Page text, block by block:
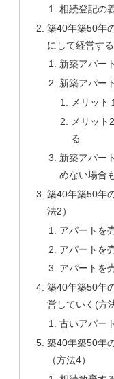
相続登記の
築40年築50年
にして経営する
新築アパー
新築アパー
メリット
メリット
る
新築アパー
めない場合
築40年築50年
法2）
アパートを
アパートを
アパートを
築40年築50年
営していく(方
古いアパー
築40年築50年
（方法4）